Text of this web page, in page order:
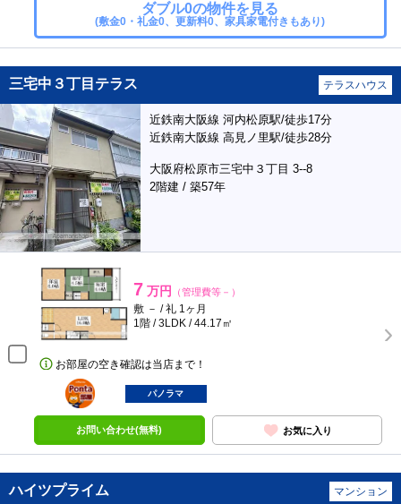
ダブル0の物件を見る
(敷金0・礼金0、更新料0、家具家電付きもあり)
三宅中３丁目テラス テラスハウス
近鉄南大阪線 河内松原駅/徒歩17分
近鉄南大阪線 高見ノ里駅/徒歩28分
大阪府松原市三宅中３丁目 3--8
2階建 / 築57年
7 万円 （管理費等－）
敷 － / 礼 1ヶ月
1階 / 3LDK / 44.17㎡
お部屋の空き確認は当店まで！
ポンタ
部屋
パノラマ
お問い合わせ(無料) お気に入り
ハイツプライム マンション